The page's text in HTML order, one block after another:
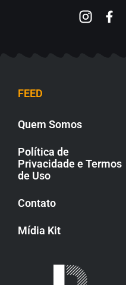
FEED
Quem Somos
Política de
Privacidade e Termos
de Uso
Contato
Mídia Kit